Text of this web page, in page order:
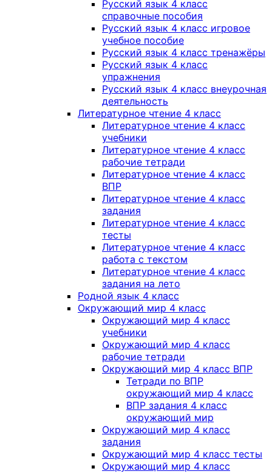
Русский язык 4 класс
справочные пособия
Русский язык 4 класс игровое
учебное пособие
Русский язык 4 класс тренажёры
Русский язык 4 класс
упражнения
Русский язык 4 класс внеурочная
деятельность
Литературное чтение 4 класс
Литературное чтение 4 класс
учебники
Литературное чтение 4 класс
рабочие тетради
Литературное чтение 4 класс
ВПР
Литературное чтение 4 класс
задания
Литературное чтение 4 класс
тесты
Литературное чтение 4 класс
работа с текстом
Литературное чтение 4 класс
задания на лето
Родной язык 4 класс
Окружающий мир 4 класс
Окружающий мир 4 класс
учебники
Окружающий мир 4 класс
рабочие тетради
Окружающий мир 4 класс ВПР
Тетради по ВПР
окружающий мир 4 класс
ВПР задания 4 класс
окружающий мир
Окружающий мир 4 класс
задания
Окружающий мир 4 класс тесты
Окружающий мир 4 класс